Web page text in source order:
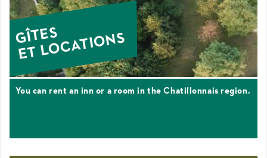
GÎTES
ET LOCATIONS
You can rent an inn or a room in the Chatillonnais region.